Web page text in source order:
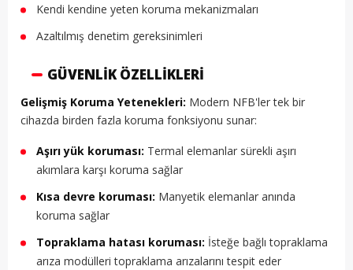
Kendi kendine yeten koruma mekanizmaları
Azaltılmış denetim gereksinimleri
GÜVENLIK ÖZELLIKLERI
Gelişmiş Koruma Yetenekleri: Modern NFB'ler tek bir
cihazda birden fazla koruma fonksiyonu sunar:
Aşırı yük koruması: Termal elemanlar sürekli aşırı
akımlara karşı koruma sağlar
Kısa devre koruması: Manyetik elemanlar anında
koruma sağlar
Topraklama hatası koruması: İsteğe bağlı topraklama
arıza modülleri topraklama arızalarını tespit eder